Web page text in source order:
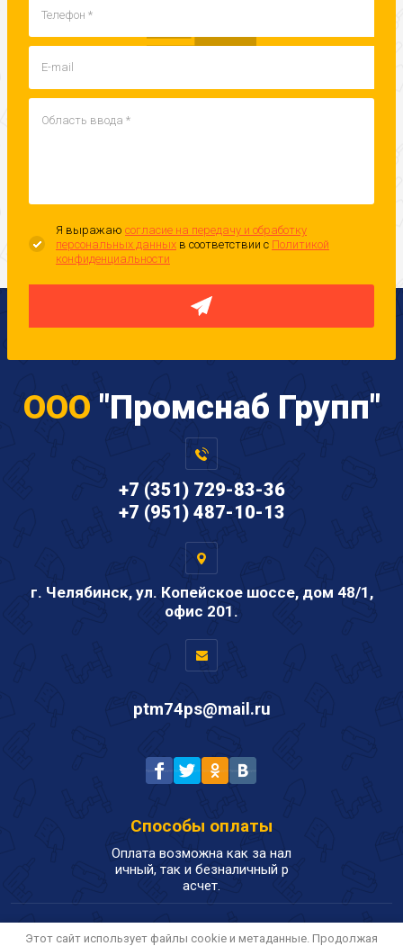
Я выражаю согласие на передачу и обработку
персональных данных в соответствии с Политикой
конфиденциальности
ООО "Промснаб Групп"
+7 (351) 729-83-36
+7 (951) 487-10-13
г. Челябинск, ул. Копейское шоссе, дом 48/1,
офис 201.
ptm74ps@mail.ru
Способы оплаты
Оплата возможна как за нал
ичный, так и безналичный р
асчет.
Этот сайт использует файлы cookie и метаданные. Продолжая